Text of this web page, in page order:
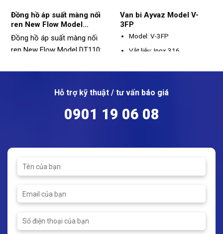
Đồng hồ áp suất màng nối
ren New Flow Model
DT110
Đồng hồ áp suất màng nối
ren New Flow Model DT110:
Kích thước màng: ø55, ø75,
350ºC)
Van bi Ayvaz Model V-
3FP
Model: V-3FP
Vật liệu: Inox 316
Áp suất tối đa: PN40
Nhiệt độ hoạt động: -50 ~
210ºC
Hỗ trợ kỹ thuật / tư vấn báo giá
0901 19 06 08